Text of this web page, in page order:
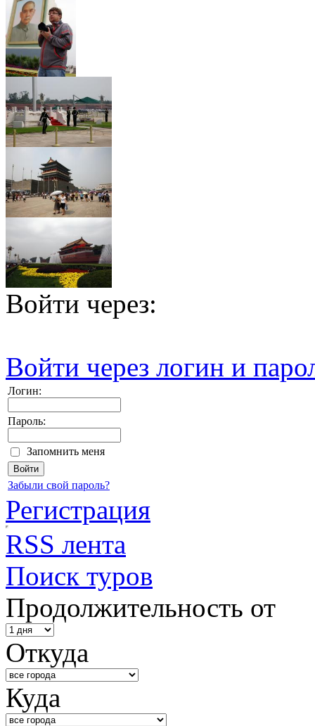
Войти через:
Войти через логин и
Логин:
Пароль:
Запомнить меня
Забыли свой пароль?
Регистрация
RSS лента
Поиск туров
Продолжительность от
Откуда
Куда